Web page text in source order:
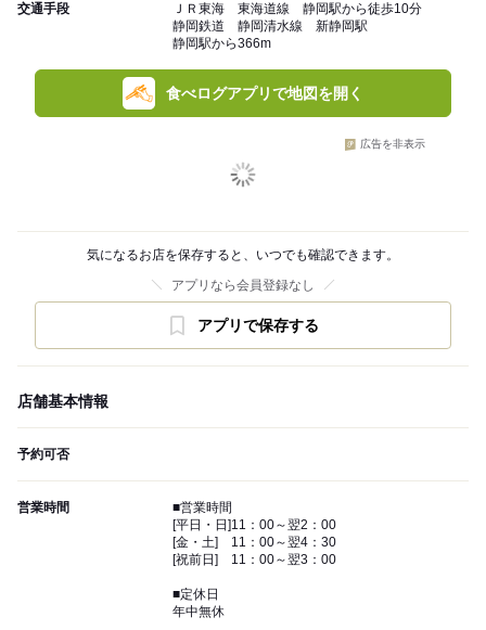
交通手段
ＪＲ東海 東海道線 静岡駅から徒歩10分
静岡鉄道 静岡清水線 新静岡駅
静岡駅から366m
食べログアプリで地図を開く
広告を非表示
気になるお店を保存すると、いつでも確認できます。
アプリなら会員登録なし
アプリで保存する
店舗基本情報
予約可否
営業時間
■営業時間
[平日・日]11：00～翌2：00
[金・土] 11：00～翌4：30
[祝前日] 11：00～翌3：00
■定休日
年中無休